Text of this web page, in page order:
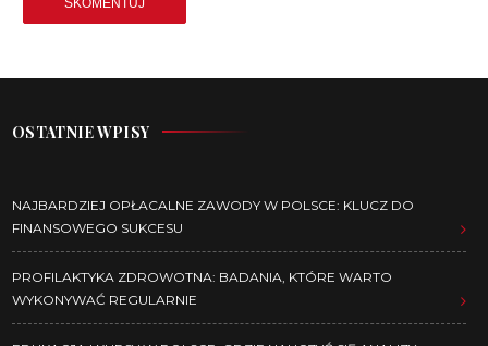
OSTATNIE WPISY
NAJBARDZIEJ OPŁACALNE ZAWODY W POLSCE: KLUCZ DO
FINANSOWEGO SUKCESU
PROFILAKTYKA ZDROWOTNA: BADANIA, KTÓRE WARTO
WYKONYWAĆ REGULARNIE